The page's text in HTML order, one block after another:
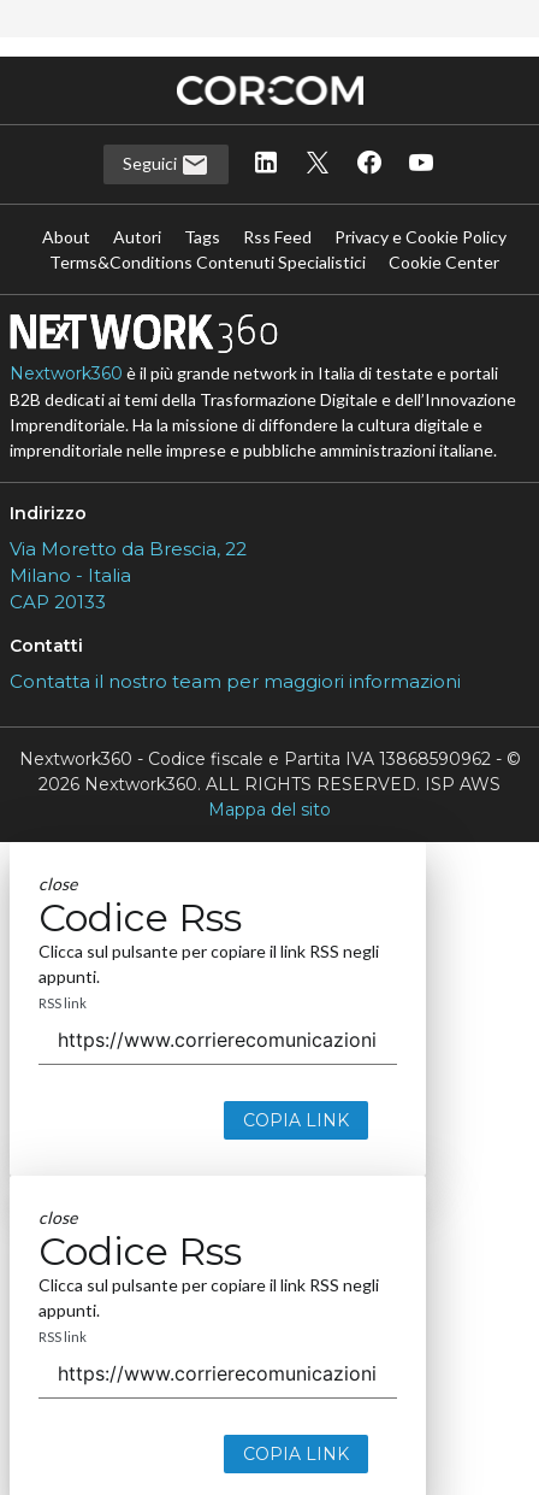
Seguici
About Autori Tags Rss Feed
Privacy e Cookie Policy
Terms&Conditions Contenuti Specialistici
Cookie Center
Nextwork360 è il più grande network in Italia di testate e portali
B2B dedicati ai temi della Trasformazione Digitale e dell’Innovazione
Imprenditoriale. Ha la missione di diffondere la cultura digitale e
imprenditoriale nelle imprese e pubbliche amministrazioni italiane.
Indirizzo
Via Moretto da Brescia, 22
Milano - Italia
CAP 20133
Contatti
Contatta il nostro team per maggiori informazioni
Nextwork360 - Codice fiscale e Partita IVA 13868590962 - ©
2026 Nextwork360. ALL RIGHTS RESERVED. ISP AWS
Mappa del sito
close
Codice Rss
Clicca sul pulsante per copiare il link RSS negli
appunti.
RSS link
COPIA LINK
close
Codice Rss
Clicca sul pulsante per copiare il link RSS negli
appunti.
RSS link
COPIA LINK